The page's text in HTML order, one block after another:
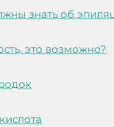
знать об
это возможно?